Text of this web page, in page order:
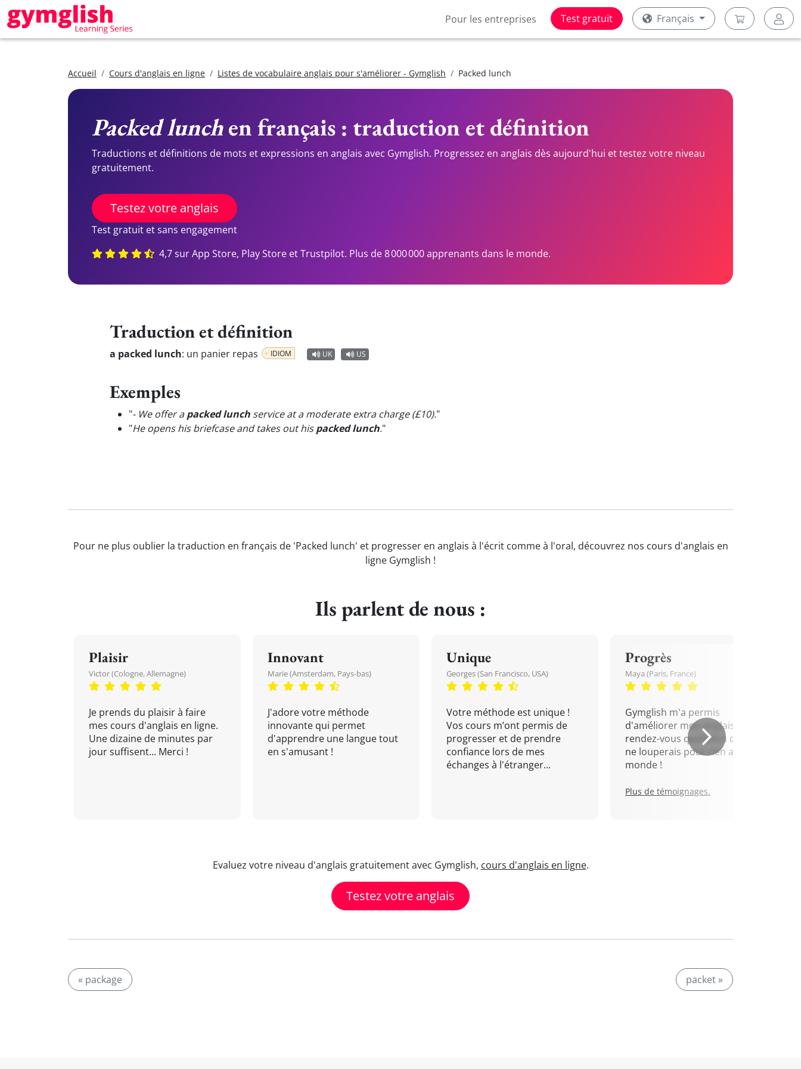
Pour les entreprises Test gratuit Français
Accueil Cours d'anglais en ligne Listes de vocabulaire anglais pour s'améliorer - Gymglish Packed lunch
Packed lunchen français : traduction et définition
Traductions et définitions de mots et expressions en anglais avec Gymglish. Progressez en anglais dès aujourd'hui et testez votre niveau
gratuitement.
Testez votre anglais
Test gratuit et sans engagement
4,7 sur App Store, Play Store et Trustpilot. Plus de 8 000 000 apprenants dans le monde.
Traduction et définition
a packed lunch: un panier repas IDIOM UK US
Exemples
"- We offer apacked lunch service at a moderate extra charge (£10)."
"He opens his briefcase and takes out hispacked lunch."
Pour ne plus oublier la traduction en français de 'Packed lunch' et progresser en anglais à l'écrit comme à l'oral, découvrez nos cours d'anglais en
ligne Gymglish !
Ils parlent de nous :
Plaisir
Victor (Cologne, Allemagne)
Je prends du plaisir à faire
mes cours d'anglais en ligne.
Une dizaine de minutes par
jour suffisent... Merci !
Innovant
Marie (Amsterdam, Pays-bas)
J'adore votre méthode
innovante qui permet
d'apprendre une langue tout
en s'amusant !
Unique
Georges (San Francisco, USA)
Votre méthode est unique !
Vos cours m’ont permis de
progresser et de prendre
confiance lors de mes
échanges à l'étranger...
Progrès
Maya (Paris, France)
Gymglish m'a permis
d'améliorer mon anglais. Un
rendez-vous quotidien que je
ne louperais pour rien au
monde !
Plus de témoignages.
Evaluez votre niveau d'anglais gratuitement avec Gymglish, cours d'anglais en ligne.
Testez votre anglais
« package packet »